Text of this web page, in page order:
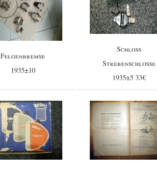
Felgenbremse
1935±10
Schloss
Strebenschlosse
1935±5 33€